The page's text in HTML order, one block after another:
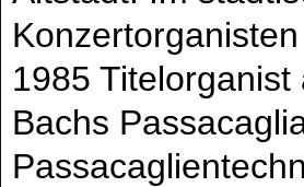
1985
Bachs